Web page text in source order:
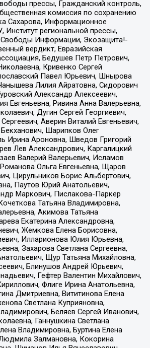
прессы, Гражданский контроль,
комиссия по сохранению
Сахарова, Информационное
Институт региональной прессы,
Свободы Информации, Экозащита!-
вердикт, Евразийская
Бедушев Петр Петрович,
Кривенко Сергей
Павел Юрьевич, Шнырова
Лилия Айратовна, Сидорович
Александр Алексеевич,
Евгеньевна, Ривина Анна Валерьевна,
Дугин Сергей Георгиевич,
Аверин Виталий Евгеньевич,
Шарипков Олег
Ирина Ароновна, Шведов Григорий
Лев Александрович, Каргалицкий
Валерий Валерьевич, Исламов
Ольга Евгеньевна, Щаров
Цирульников Борис Альбертович,
Паутов Юрий Анатольевич,
Маркович, Пислакова-Паркер
Татьяна Владимировна,
Акимова Татьяна
Екатерина Александровна,
Жемкова Елена Борисовна,
Илларионова Юлия Юрьевна,
Захарова Светлана Сергеевна,
Щур Татьяна Михайловна,
Блинушов Андрей Юрьевич,
Гефтер Валентин Михайлович,
Флиге Ирина Анатольевна,
Дмитриевна, Вититинова Елена
Светлана Куприяновна,
Беляев Сергей Иванович,
Ганнушкина Светлана
Владимировна, Буртина Елена
Залмановна, Кокорина